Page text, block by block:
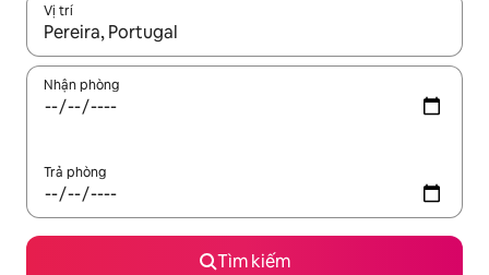
Vị trí
Khi có kết quả, hãy điều hướng bằng phím mũi tên lên và
Nhận phòng
Trả phòng
Tìm kiếm